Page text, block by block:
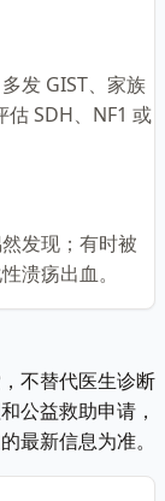
发 GIST、家族
SDH、NF1 或
发现；有时被
溃疡出血。
不替代医生诊断
公益救助申请，
最新信息为准。